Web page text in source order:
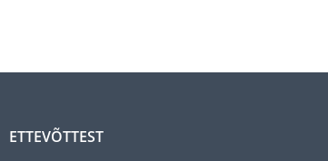
ETTEVÕTTEST